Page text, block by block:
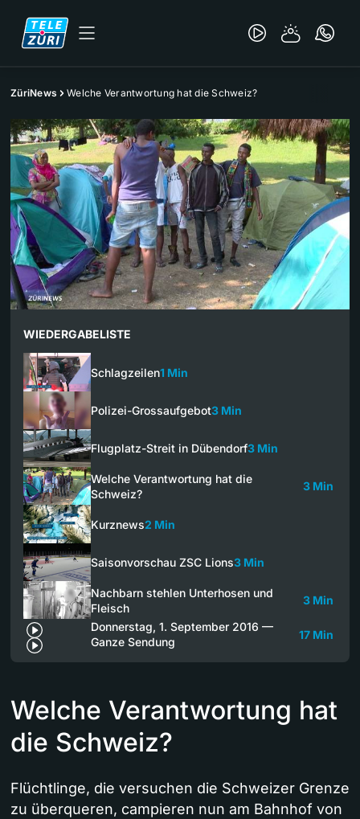
ZüriNews Welche Verantwortung hat die Schweiz?
WIEDERGABELISTE
Schlagzeilen1 Min
Polizei-Grossaufgebot3 Min
Flugplatz-Streit in Dübendorf3 Min
Welche Verantwortung hat die
Schweiz?
3 Min
Kurznews2 Min
Saisonvorschau ZSC Lions3 Min
Nachbarn stehlen Unterhosen und
Fleisch
3 Min
Donnerstag, 1. September 2016 —
Ganze Sendung
17 Min
Welche Verantwortung hat
die Schweiz?
Flüchtlinge, die versuchen die Schweizer Grenze
zu überqueren, campieren nun am Bahnhof von